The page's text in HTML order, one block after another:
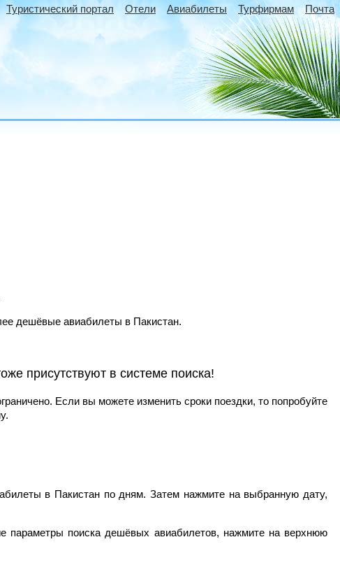
Туристический портал Отели Авиабилеты Турфирмам Почта
дешёвые авиабилеты в Пакистан.
присутствуют в системе поиска!
Если вы можете изменить сроки поездки, то попробуйте
в Пакистан по дням. Затем нажмите на выбранную дату,
параметры поиска дешёвых авиабилетов, нажмите на верхнюю